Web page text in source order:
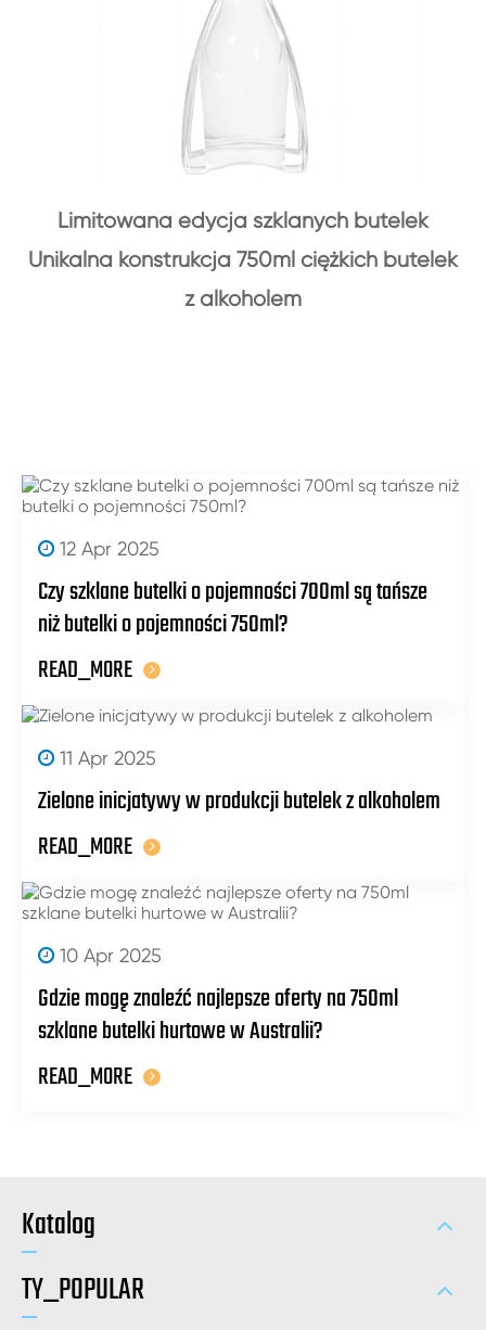
Limitowana edycja szklanych butelek
Unikalna konstrukcja 750ml ciężkich butelek
z alkoholem
12 Apr 2025
Czy szklane butelki o pojemności 700ml są tańsze
niż butelki o pojemności 750ml?
READ_MORE
11 Apr 2025
Zielone inicjatywy w produkcji butelek z alkoholem
READ_MORE
10 Apr 2025
Gdzie mogę znaleźć najlepsze oferty na 750ml
szklane butelki hurtowe w Australii?
READ_MORE
Katalog
TY_POPULAR